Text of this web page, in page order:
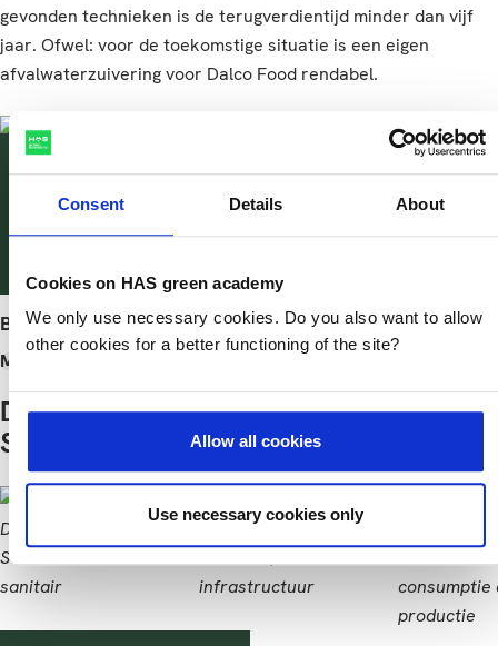
Consent Details About
Cookies on HAS green academy
We only use necessary cookies. Do you also want to allow
other cookies for a better functioning of the site?
Allow all cookies
Use necessary cookies only
gevonden technieken is de terugverdientijd minder dan vijf
jaar. Ofwel: voor de toekomstige situatie is een eigen
afvalwaterzuivering voor Dalco Food rendabel.
HAS green academy
has@has.nl
has@has.nl
Bekijk ook andere items in het thema
Milieu
Dit project draagt bij aan de volgende
SDG's